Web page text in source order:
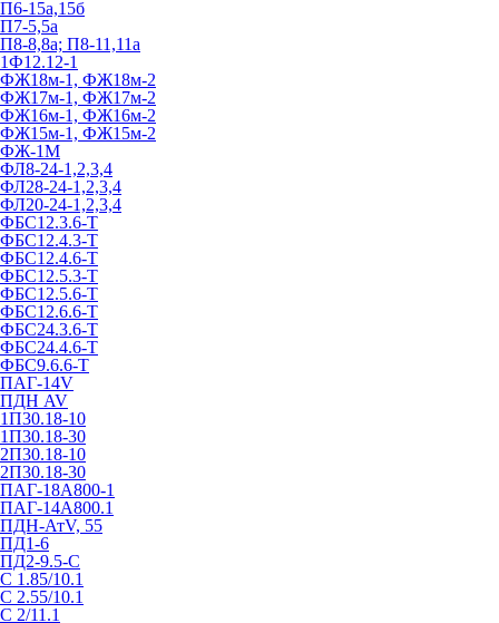
П6-15а,15б
П7-5,5а
П8-8,8а; П8-11,11а
1Ф12.12-1
ФЖ18м-1, ФЖ18м-2
ФЖ17м-1, ФЖ17м-2
ФЖ16м-1, ФЖ16м-2
ФЖ15м-1, ФЖ15м-2
ФЖ-1М
ФЛ8-24-1,2,3,4
ФЛ28-24-1,2,3,4
ФЛ20-24-1,2,3,4
ФБС12.3.6-Т
ФБС12.4.3-Т
ФБС12.4.6-Т
ФБС12.5.3-Т
ФБС12.5.6-Т
ФБС12.6.6-Т
ФБС24.3.6-Т
ФБС24.4.6-Т
ФБС9.6.6-Т
ПАГ-14V
ПДН AV
1П30.18-10
1П30.18-30
2П30.18-10
2П30.18-30
ПАГ-18А800-1
ПАГ-14А800.1
ПДН-АтV, 55
ПД1-6
ПД2-9.5-С
С 1.85/10.1
С 2.55/10.1
С 2/11.1